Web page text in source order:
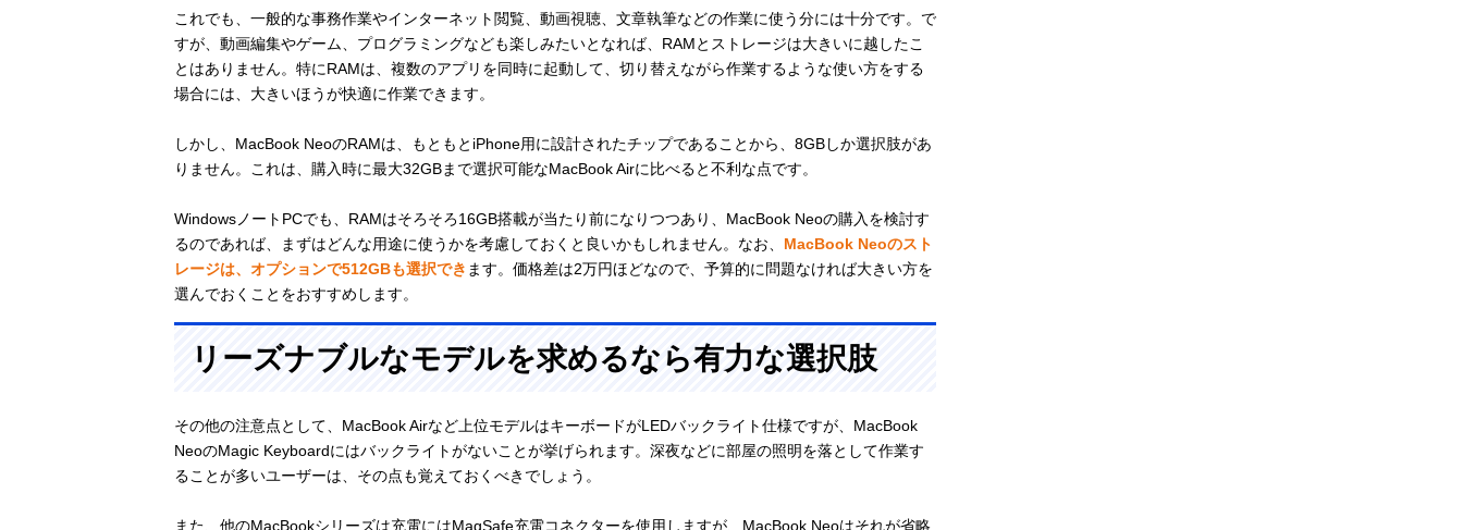
これでも、一般的な事務作業やインターネット閲覧、動画視聴、文章執筆などの作業に使う分には十分です。で
すが、動画編集やゲーム、プログラミングなども楽しみたいとなれば、RAMとストレージは大きいに越したこ
とはありません。特にRAMは、複数のアプリを同時に起動して、切り替えながら作業するような使い方をする
場合には、大きいほうが快適に作業できます。
しかし、MacBook NeoのRAMは、もともとiPhone用に設計されたチップであることから、8GBしか選択肢があ
りません。これは、購入時に最大32GBまで選択可能なMacBook Airに比べると不利な点です。
WindowsノートPCでも、RAMはそろそろ16GB搭載が当たり前になりつつあり、MacBook Neoの購入を検討す
るのであれば、まずはどんな用途に使うかを考慮しておくと良いかもしれません。なお、 MacBook Neoのスト
レージは、オプションで512GBも選択でき ます。価格差は2万円ほどなので、予算的に問題なければ大きい方を
選んでおくことをおすすめします。
リーズナブルなモデルを求めるなら有力な選択肢
その他の注意点として、MacBook Airなど上位モデルはキーボードがLEDバックライト仕様ですが、MacBook
NeoのMagic Keyboardにはバックライトがないことが挙げられます。深夜などに部屋の照明を落として作業す
ることが多いユーザーは、その点も覚えておくべきでしょう。
また、他のMacBookシリーズは充電にはMagSafe充電コネクターを使用しますが、MacBook Neoはそれが省略